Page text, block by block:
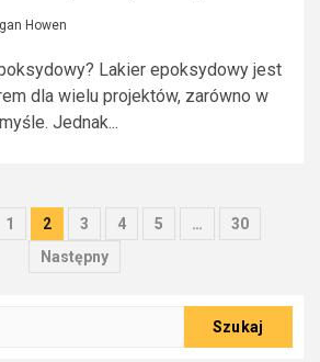
Howen
Lakier epoksydowy jest
dla wielu projektów, zarówno w
Jednak...
1 2 3 4 5 …
30
Następny